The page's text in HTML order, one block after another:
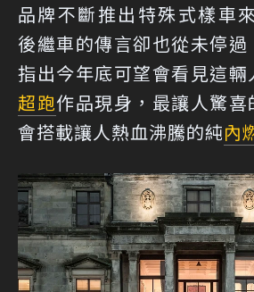
品牌不斷推出特殊式樣車
後繼車的傳言卻也從未停
指出今年底可望會看見這
超跑作品現身，最讓人驚
會搭載讓人熱血沸騰的純內